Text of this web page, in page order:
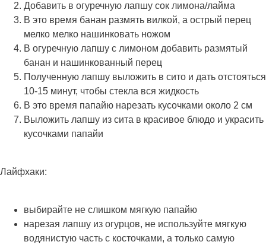
Добавить в огуречную лапшу сок лимона/лайма
В это время банан размять вилкой, а острый перец
мелко мелко нашинковать ножом
В огуречную лапшу с лимоном добавить размятый
банан и нашинкованный перец
Полученную лапшу выложить в сито и дать отстояться
10-15 минут, чтобы стекла вся жидкость
В это время папайю нарезать кусочками около 2 см
Выложить лапшу из сита в красивое блюдо и украсить
кусочками папайи
Лайфхаки:
выбирайте не слишком мягкую папайю
нарезая лапшу из огурцов, не используйте мягкую
водянистую часть с косточками, а только самую